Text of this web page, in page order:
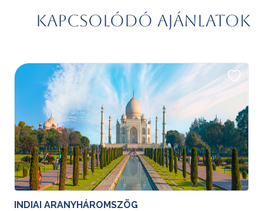
Kapcsolódó ajánlatok
INDIAI ARANYHÁROMSZÖG